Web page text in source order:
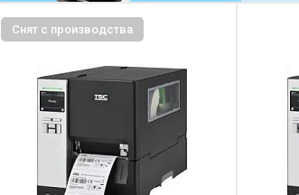
Снят с производства